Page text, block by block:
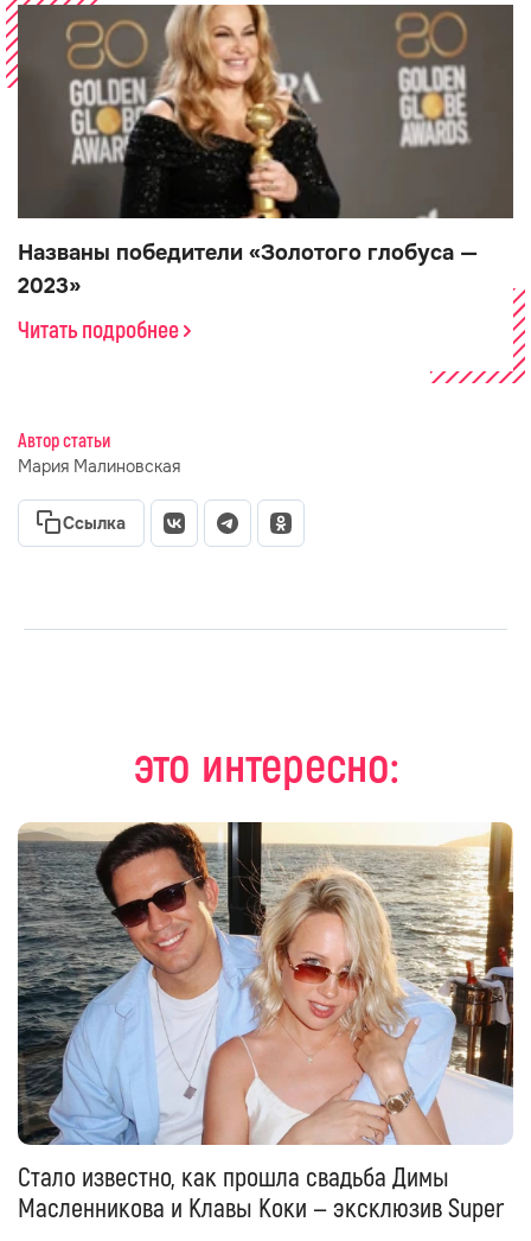
Названы победители «Золотого глобуса —
2023»
Читать подробнее
Автор статьи
Мария Малиновская
Ссылка
это интересно:
Стало известно, как прошла свадьба Димы
Масленникова и Клавы Коки — эксклюзив Super